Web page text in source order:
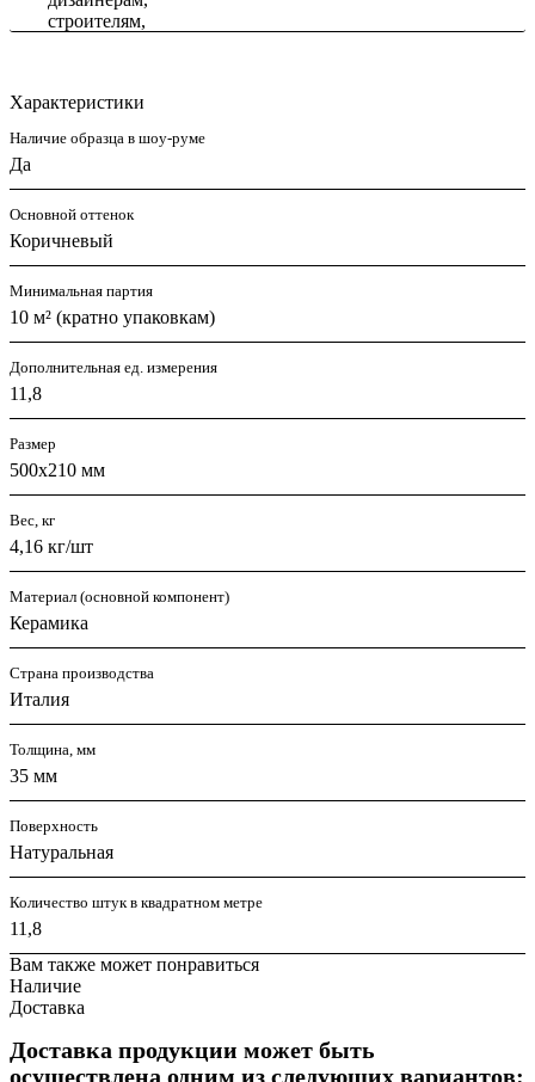
Характеристики
Наличие образца в шоу-руме
Да
Основной оттенок
Коричневый
Минимальная партия
10 м² (кратно упаковкам)
Дополнительная ед. измерения
11,8
Размер
500x210 мм
Вес, кг
4,16 кг/шт
Материал (основной компонент)
Керамика
Страна производства
Италия
Толщина, мм
35 мм
Поверхность
Натуральная
Количество штук в квадратном метре
11,8
Вам также может понравиться
Наличие
Доставка
Доставка продукции может быть